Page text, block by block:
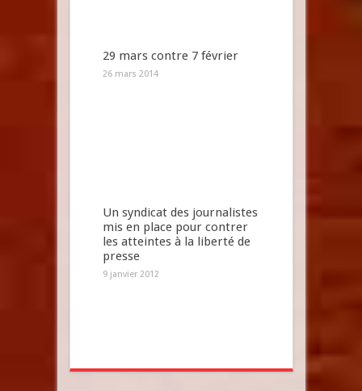
29 mars contre 7 février
26 mars 2014
Un syndicat des journalistes
mis en place pour contrer
les atteintes à la liberté de
presse
9 janvier 2012